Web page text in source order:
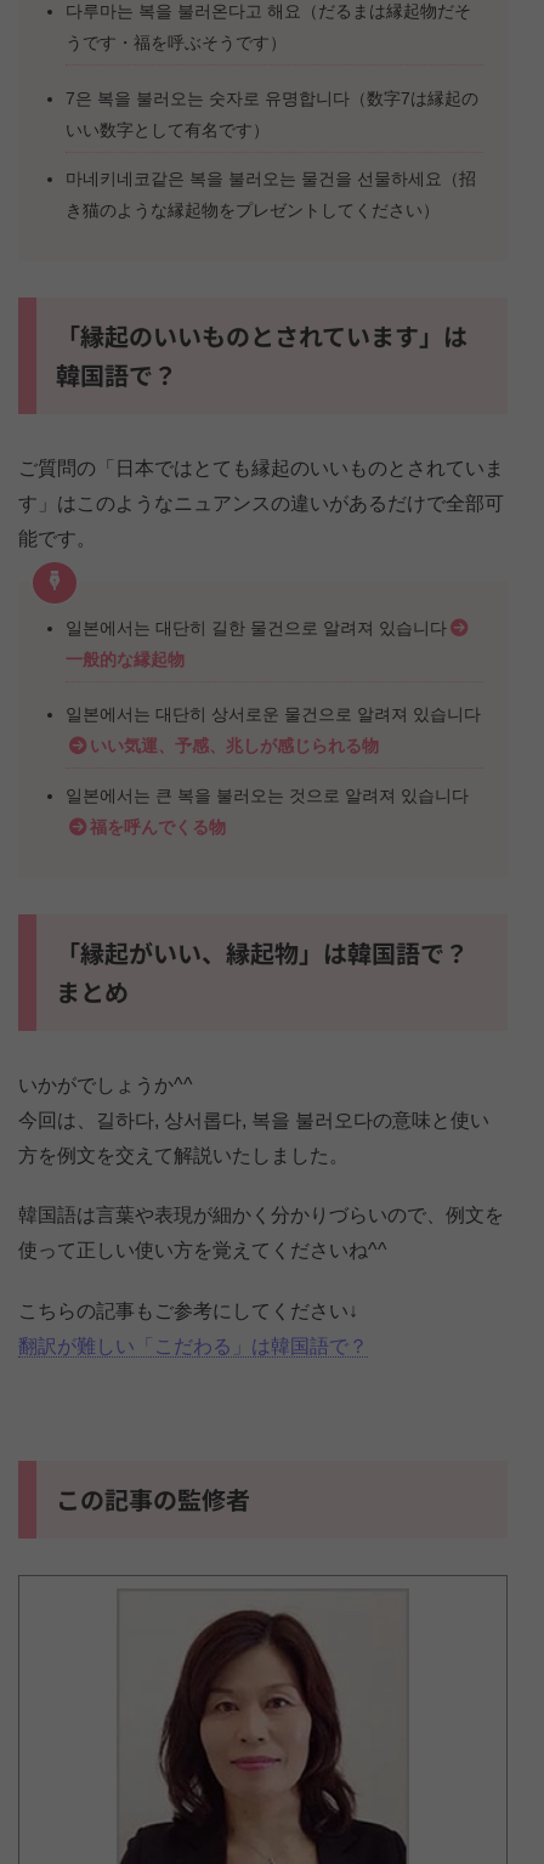
다루마는 복을 불러온다고 해요（だるまは縁起物だそ
うです・福を呼ぶそうです）
7은 복을 불러오는 숫자로 유명합니다（数字7は縁起の
いい数字として有名です）
마네키네코같은 복을 불러오는 물건을 선물하세요（招
き猫のような縁起物をプレゼントしてください）
「縁起のいいものとされています」は
韓国語で？
ご質問の「日本ではとても縁起のいいものとされていま
す」はこのようなニュアンスの違いがあるだけで全部可
能です。
일본에서는 대단히 길한 물건으로 알려져 있습니다
一般的な縁起物
일본에서는 대단히 상서로운 물건으로 알려져 있습니다
いい気運、予感、兆しが感じられる物
일본에서는 큰 복을 불러오는 것으로 알려져 있습니다
福を呼んでくる物
「縁起がいい、縁起物」は韓国語で？
まとめ
いかがでしょうか^^
今回は、길하다, 상서롭다, 복을 불러오다の意味と使い
方を例文を交えて解説いたしました。
韓国語は言葉や表現が細かく分かりづらいので、例文を
使って正しい使い方を覚えてくださいね^^
こちらの記事もご参考にしてください↓
翻訳が難しい「こだわる」は韓国語で？
この記事の監修者